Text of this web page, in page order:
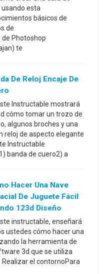
usando esta
básicos de
de
Photoshop
te
De Reloj Encaje De
Instructable mostrará
cómo tomar un trozo de
algunos broches y una
reloj de aspecto elegante
Instructable
banda de cuero2) a
Hacer Una Nave
De Juguete Fácil
123d Diseño
instructable, enseñará
ustedes cómo hacer una
la herramienta de
3d que se utiliza
el contornoPara